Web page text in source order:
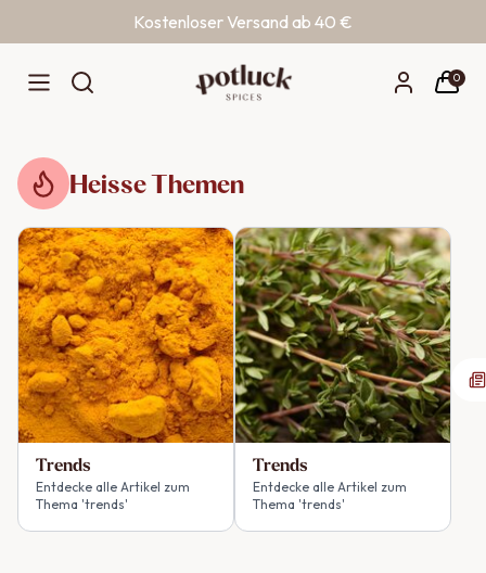
Kostenloser Versand ab 40 €
0
Heisse Themen
Trends
Entdecke alle Artikel zum
Thema 'trends'
Trends
Entdecke alle Artikel zum
Thema 'trends'